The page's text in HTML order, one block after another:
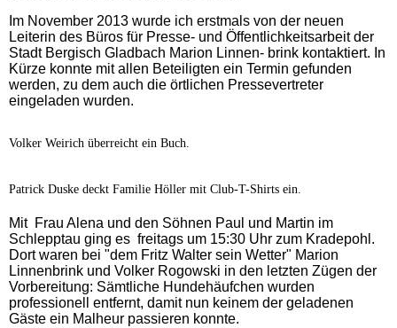
Im November 2013 wurde ich erstmals von der neuen
Leiterin des Büros für Presse- und Öffentlichkeitsarbeit der
Stadt Bergisch Gladbach Marion Linnen- brink kontaktiert. In
Kürze konnte mit allen Beteiligten ein Termin gefunden
werden, zu dem auch die örtlichen Pressevertreter
eingeladen wurden.
Volker Weirich überreicht ein Buch.
Patrick Duske deckt Familie Höller mit Club-T-Shirts ein.
Mit Frau Alena und den Söhnen Paul und Martin im
Schlepptau ging es freitags um 15:30 Uhr zum Kradepohl.
Dort waren bei "dem Fritz Walter sein Wetter" Marion
Linnenbrink und Volker Rogowski in den letzten Zügen der
Vorbereitung: Sämtliche Hundehäufchen wurden
professionell entfernt, damit nun keinem der geladenen
Gäste ein Malheur passieren konnte.